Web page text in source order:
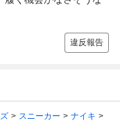
違反報告
スニーカー
ナイキ